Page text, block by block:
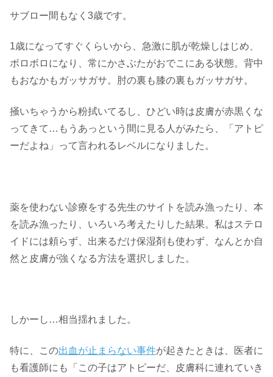
サブロー間もなく3歳です。
1歳になってすぐくらいから、急激に肌が乾燥しはじめ、
ボロボロになり、常にかさぶたがおでこにある状態。背中
もおなかもガッサガサ。肘の裏も膝の裏もガッサガサ。
掻いちゃうから粉拭いてるし、ひどい時は皮膚が赤黒くな
ってきて…もうあっという間に見る人がみたら、「アトピ
ーだよね」って言われるレベルになりました。
薬を使わない診療をする先生のサイトを読み漁ったり、本
を読み漁ったり、いろいろ考えたりした結果。私はステロ
イドには頼らず、出来るだけ保湿剤も使わず、なんとか自
然と皮膚が強くなる方法を選択しました。
しかーし…相当揺れました。
特に、この出血が止まらない事件が起きたときは、医者に
も看護師にも「この子はアトピーだ、皮膚科に連れていき